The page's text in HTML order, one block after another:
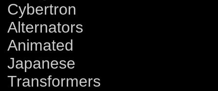
Cybertron
Alternators
Animated
Japanese
Transformers